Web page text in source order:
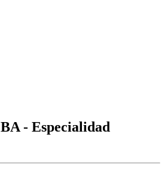
- Especialidad